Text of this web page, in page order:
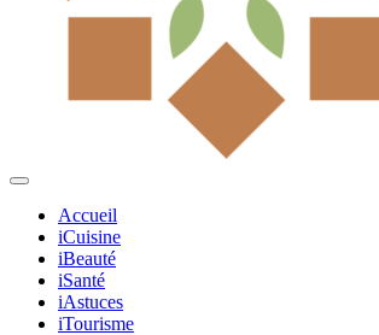
Accueil
iCuisine
iBeauté
iSanté
iAstuces
iTourisme